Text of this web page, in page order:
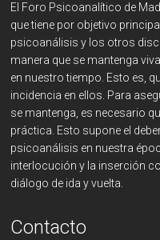
El Foro Psicoanalítico de
que tiene por objetivo
psicoanálisis y los otros
manera que se mantenga
en nuestro tiempo. Esto es,
incidencia en ellos. Para
se mantenga, es necesario
práctica. Esto supone el
psicoanálisis en nuestra
interlocución y la inserción
diálogo de ida y vuelta.
Contacto